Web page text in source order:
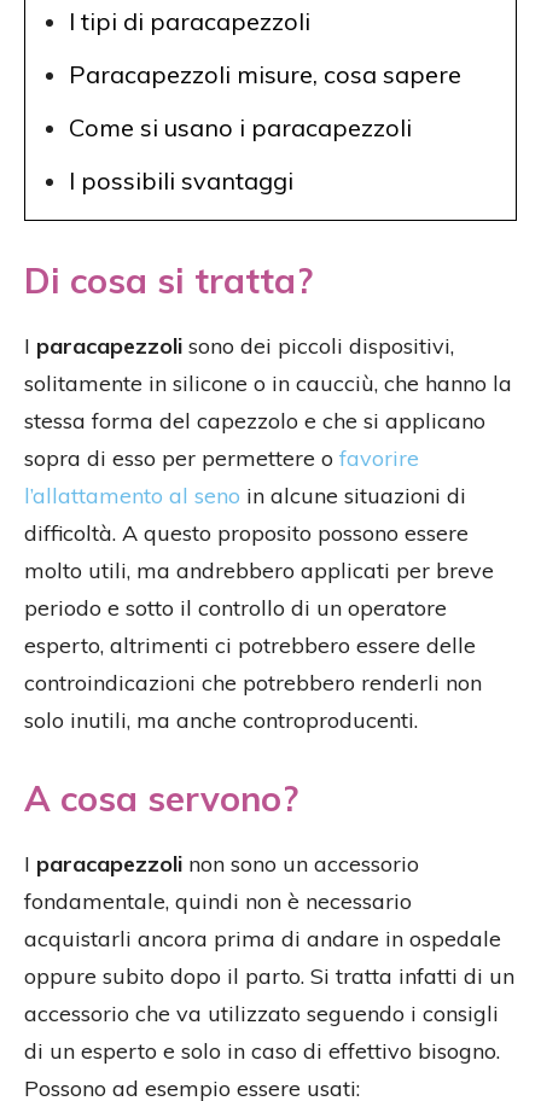
I tipi di paracapezzoli
Paracapezzoli misure, cosa sapere
Come si usano i paracapezzoli
I possibili svantaggi
Di cosa si tratta?
I paracapezzoli sono dei piccoli dispositivi,
solitamente in silicone o in caucciù, che hanno la
stessa forma del capezzolo e che si applicano
sopra di esso per permettere o favorire
l’allattamento al seno in alcune situazioni di
difficoltà. A questo proposito possono essere
molto utili, ma andrebbero applicati per breve
periodo e sotto il controllo di un operatore
esperto, altrimenti ci potrebbero essere delle
controindicazioni che potrebbero renderli non
solo inutili, ma anche controproducenti.
A cosa servono?
I paracapezzoli non sono un accessorio
fondamentale, quindi non è necessario
acquistarli ancora prima di andare in ospedale
oppure subito dopo il parto. Si tratta infatti di un
accessorio che va utilizzato seguendo i consigli
di un esperto e solo in caso di effettivo bisogno.
Possono ad esempio essere usati: